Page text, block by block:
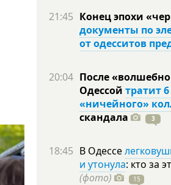
21:45 Конец эпохи
документы по
от одесситов
20:04 После
Одессой тратит
«ничейного»
скандала
3
18:45 В Одессе
и утонула: кто за
(фото)
15